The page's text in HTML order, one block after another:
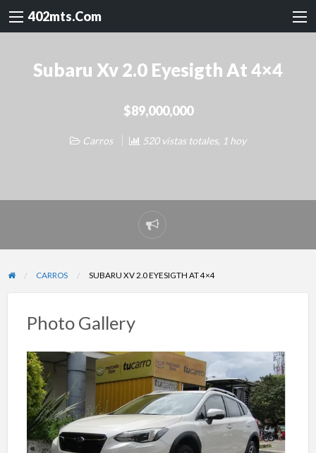
402mts.Com
Subaru Xv 2.0 Eyesigth At 4×4
$89,000,000
Carros 520 vistas totales, 1 hoy
Reportar
problema
CARROS SUBARU XV 2.0 EYESIGTH AT 4×4
Photo Gallery